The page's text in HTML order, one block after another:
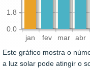
jan fev mar abr
0.0
1.8
Este gráfico mostra o
a luz solar pode atingir o